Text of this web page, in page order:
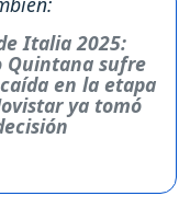
Italia 2025:
Quintana sufre
en la etapa
ya tomó